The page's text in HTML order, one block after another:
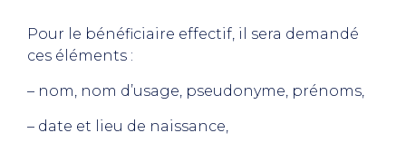
Pour le bénéficiaire effectif, il sera demandé
ces éléments :
– nom, nom d’usage, pseudonyme, prénoms,
– date et lieu de naissance,